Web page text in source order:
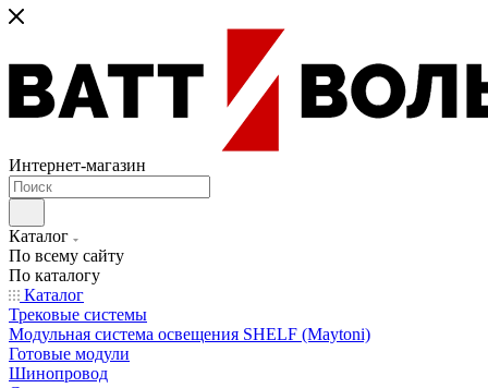
Интернет-магазин
Каталог
По всему сайту
По каталогу
Каталог
Трековые системы
Модульная система освещения SHELF (Maytoni)
Готовые модули
Шинопровод